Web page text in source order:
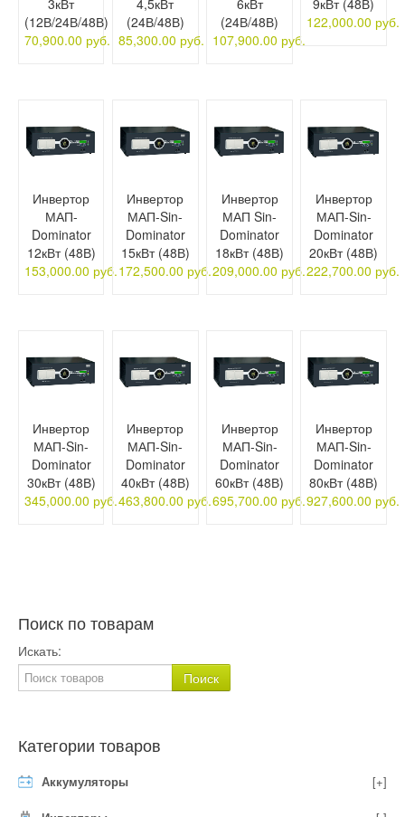
3кВт
(12В/24В/48В)
70,900.00 руб.
4,5кВт
(24В/48В)
85,300.00 руб.
6кВт
(24В/48В)
107,900.00 руб.
9кВт (48В)
122,000.00 руб.
Инвертор
МАП-
Dominator
12кВт (48В)
153,000.00 руб.
Инвертор
МАП-Sin-
Dominator
15кВт (48В)
172,500.00 руб.
Инвертор
МАП Sin-
Dominator
18кВт (48В)
209,000.00 руб.
Инвертор
МАП-Sin-
Dominator
20кВт (48В)
222,700.00 руб.
Инвертор
МАП-Sin-
Dominator
30кВт (48В)
345,000.00 руб.
Инвертор
МАП-Sin-
Dominator
40кВт (48В)
463,800.00 руб.
Инвертор
МАП-Sin-
Dominator
60кВт (48В)
695,700.00 руб.
Инвертор
МАП-Sin-
Dominator
80кВт (48В)
927,600.00 руб.
Поиск по товарам
Искать:
Категории товаров
Аккумуляторы [+]